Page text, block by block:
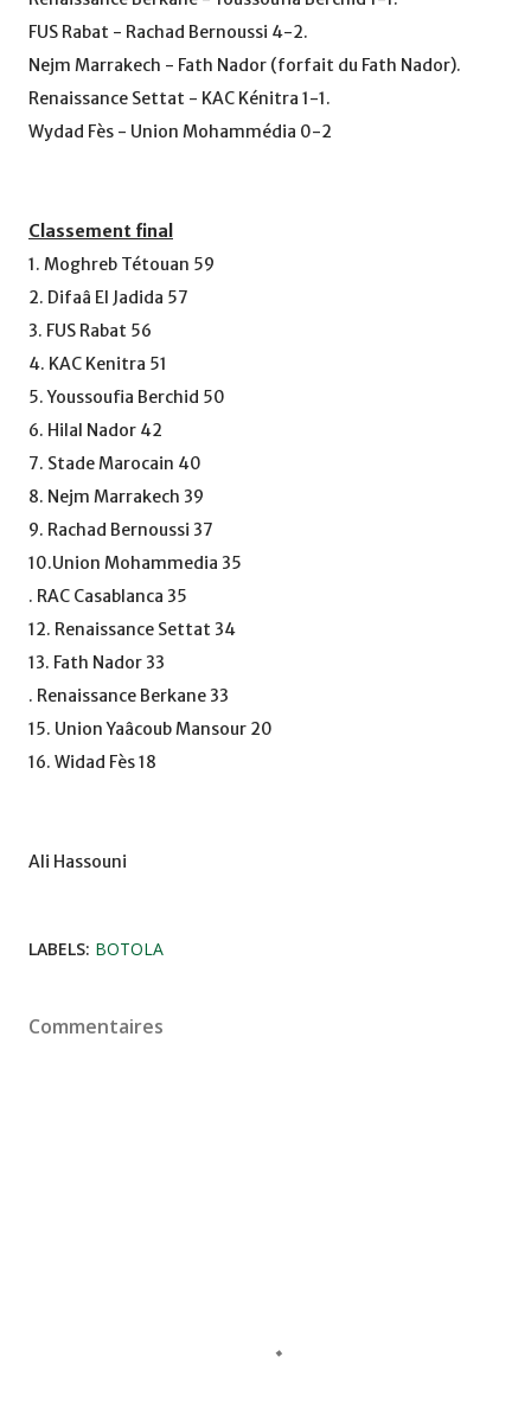
FUS Rabat - Rachad Bernoussi 4-2.
Nejm Marrakech - Fath Nador (forfait du Fath Nador).
Renaissance Settat - KAC Kénitra 1-1.
Wydad Fès - Union Mohammédia 0-2
Classement final
1. Moghreb Tétouan 59
2. Difaâ El Jadida 57
3. FUS Rabat 56
4. KAC Kenitra 51
5. Youssoufia Berchid 50
6. Hilal Nador 42
7. Stade Marocain 40
8. Nejm Marrakech 39
9. Rachad Bernoussi 37
10.Union Mohammedia 35
. RAC Casablanca 35
12. Renaissance Settat 34
13. Fath Nador 33
. Renaissance Berkane 33
15. Union Yaâcoub Mansour 20
16. Widad Fès 18
Ali Hassouni
LABELS: BOTOLA
Commentaires